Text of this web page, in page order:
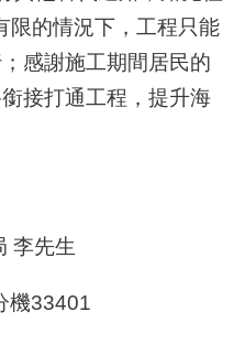
限的情況下，工程只能
感謝施工期間居民的
接打通工程，提升海
李先生
機33401